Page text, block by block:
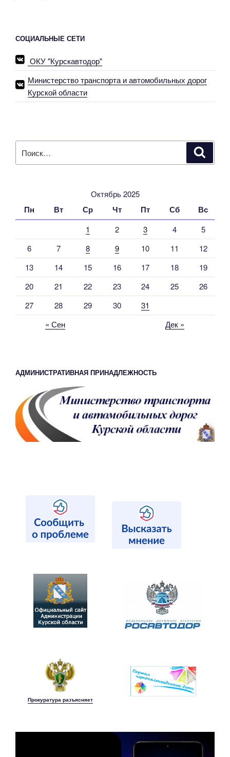
ремонт
соединяющей
два
района»
СОЦИАЛЬНЫЕ СЕТИ
ОКУ "Курскавтодор"
Министерство транспорта и автомобильных дорог
Курской области
Октябрь 2025
Пн Вт Ср Чт Пт Сб Вс
1 2 3 4
5
6
7 8 9 10 11
12
13
14 15 16 17 18
19
20
21 22 23 24 25
26
27
28 29 30
31
« Сен
Дек »
АДМИНИСТРАТИВНАЯ ПРИНАДЛЕЖНОСТЬ
Прокуратура разъясняет